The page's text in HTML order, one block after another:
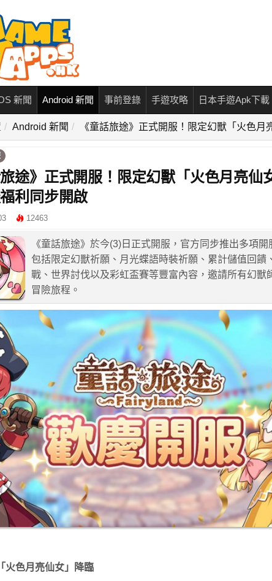
新聞 Android 新聞 事前登錄 手遊攻略 日本手遊Apk下載
Android 新聞 《童話旅途》正式開服！限定幻獸「火色
旅途》正式開服！限定幻獸「火色月亮仙
利同步開啟
12463
《童話旅途》於今(3)日正式開服，官方同步推出多項開
包括限定幻獸祈願、月光蝶語時裝祈願、累計儲值回饋
戰、世界討伐以及彩虹盃賽等豐富內容，邀請所有幻獸
冒險旅程。
火色月亮仙女」降臨